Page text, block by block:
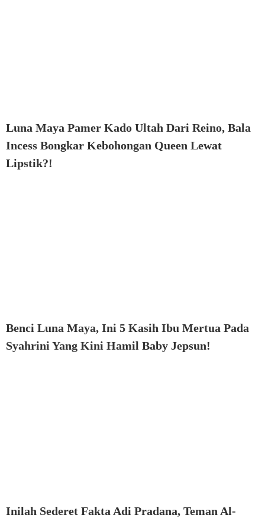
Luna Maya Pamer Kado Ultah Dari Reino, Bala
Incess Bongkar Kebohongan Queen Lewat
Lipstik?!
Benci Luna Maya, Ini 5 Kasih Ibu Mertua Pada
Syahrini Yang Kini Hamil Baby Jepsun!
Inilah Sederet Fakta Adi Pradana, Teman Al-